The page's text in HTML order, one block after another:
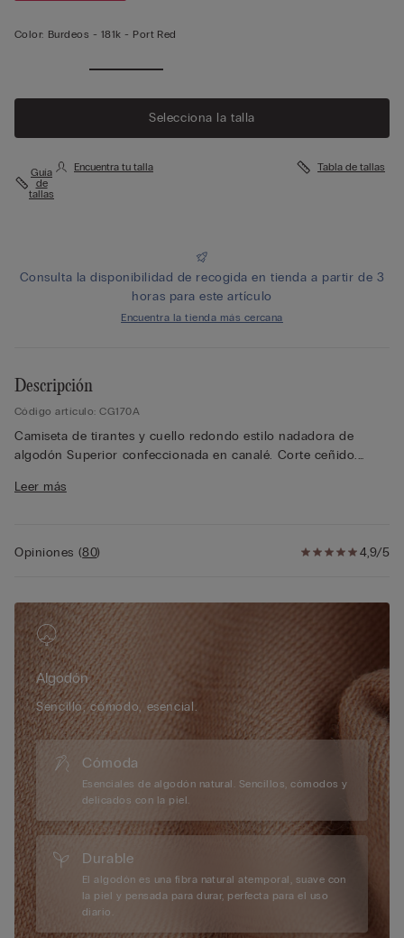
Color: Burdeos - 181k - Port Red
Selecciona la talla
Guía
de
tallas
Encuentra tu talla Tabla de tallas
Consulta la disponibilidad de recogida en tienda a partir de 3
horas para este artículo
Encuentra la tienda más cercana
Descripción
Código artículo: CG170A
Camiseta de tirantes y cuello redondo estilo nadadora de
algodón Superior confeccionada en canalé. Corte ceñido.
Leer más
4,9/5
Opiniones (80)
Algodón
Sencillo, cómodo, esencial.
Cómoda
Esenciales de algodón natural. Sencillos, cómodos y
delicados con la piel.
Durable
El algodón es una fibra natural atemporal, suave con
la piel y pensada para durar, perfecta para el uso
diario.